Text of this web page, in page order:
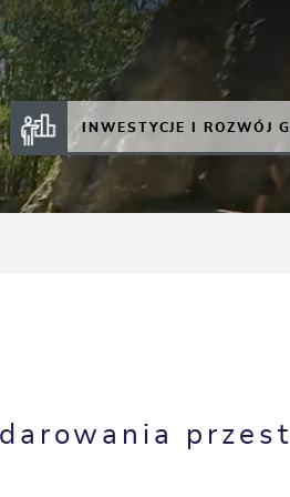
INWESTYCJE I ROZWÓJ